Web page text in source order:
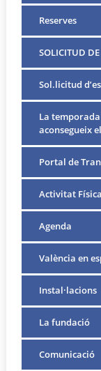
Reserves
SOLICITUD
Sol.licitud
La
aconsegueix
Portal de
Activitat
Agenda
València en
Instal·lacions
La fundació
Comunicació